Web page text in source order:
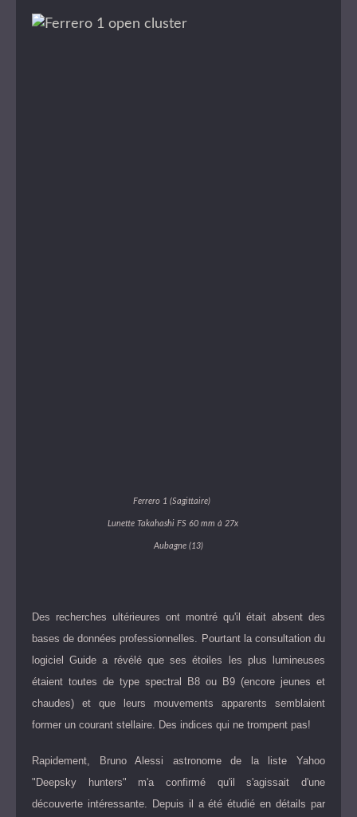
Ferrero 1 (Sagittaire)
Lunette Takahashi FS 60 mm à 27x
Aubagne (13)
Des recherches ultérieures ont montré qu'il était absent des
bases de données professionnelles. Pourtant la consultation du
logiciel Guide a révélé que ses étoiles les plus lumineuses
étaient toutes de type spectral B8 ou B9 (encore jeunes et
chaudes) et que leurs mouvements apparents semblaient
former un courant stellaire. Des indices qui ne trompent pas!
Rapidement, Bruno Alessi astronome de la liste Yahoo
"Deepsky hunters" m'a confirmé qu'il s'agissait d'une
découverte intéressante. Depuis il a été étudié en détails par